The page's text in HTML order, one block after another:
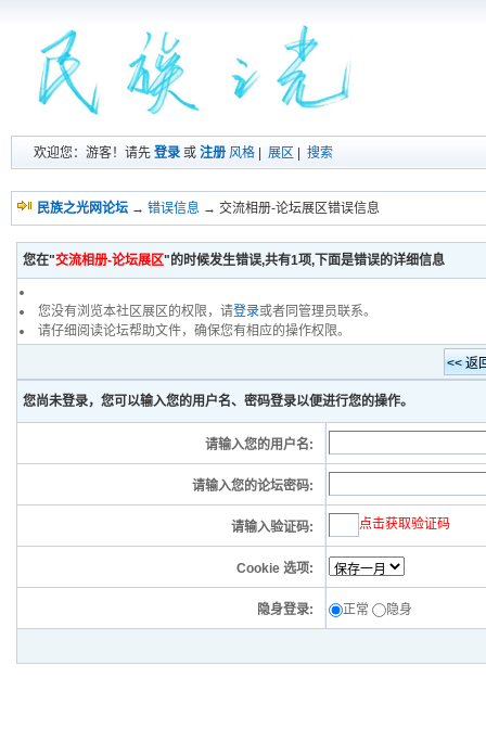
欢迎您：游客！请先 登录 或 注册 风格 展区 搜索
民族之光网论坛 → 错误信息 → 交流相册-论坛展区错误信息
您在"交流相册-论坛展区"的时候发生错误,共有1项,下面是错误的详细信息
您没有浏览本社区展区的权限，请登录或者同管理员联系。
请仔细阅读论坛帮助文件，确保您有相应的操作权限。
您尚未登录，您可以输入您的用户名、密码登录以便进行您的操作。
请输入您的用户名:
请输入您的论坛密码:
请输入验证码: 点击获取验证码
Cookie 选项:
隐身登录: 正常 隐身